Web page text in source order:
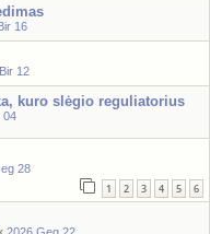
16
12
kuro slėgio reguliatorius
04
28
1 2 3 4 5 6